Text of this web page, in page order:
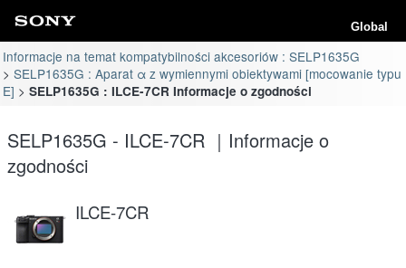
Global
Informacje na temat kompatybilności akcesoriów : SELP1635G
SELP1635G : Aparat α z wymiennymi obiektywami [mocowanie typu
E]
SELP1635G : ILCE-7CR Informacje o zgodności
SELP1635G - ILCE-7CR ｜Informacje o
zgodności
ILCE-7CR